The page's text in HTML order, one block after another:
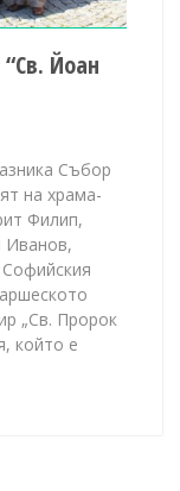
Йоан
Събор
на храма-
Филип,
Иванов,
„Св. Пророк
който е